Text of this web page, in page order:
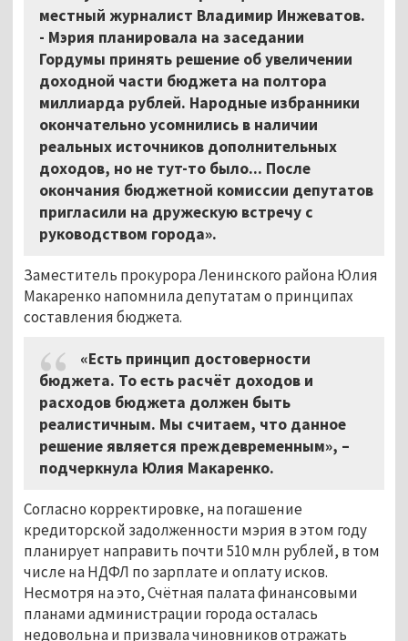
местный журналист Владимир Инжеватов.
- Мэрия планировала на заседании
Гордумы принять решение об увеличении
доходной части бюджета на полтора
миллиарда рублей. Народные избранники
окончательно усомнились в наличии
реальных источников дополнительных
доходов, но не тут-то было... После
окончания бюджетной комиссии депутатов
пригласили на дружескую встречу с
руководством города».
Заместитель прокурора Ленинского района Юлия
Макаренко напомнила депутатам о принципах
составления бюджета.
«Есть принцип достоверности
бюджета. То есть расчёт доходов и
расходов бюджета должен быть
реалистичным. Мы считаем, что данное
решение является преждевременным», –
подчеркнула Юлия Макаренко.
Согласно корректировке, на погашение
кредиторской задолженности мэрия в этом году
планирует направить почти 510 млн рублей, в том
числе на НДФЛ по зарплате и оплату исков.
Несмотря на это, Счётная палата финансовыми
планами администрации города осталась
недовольна и призвала чиновников отражать